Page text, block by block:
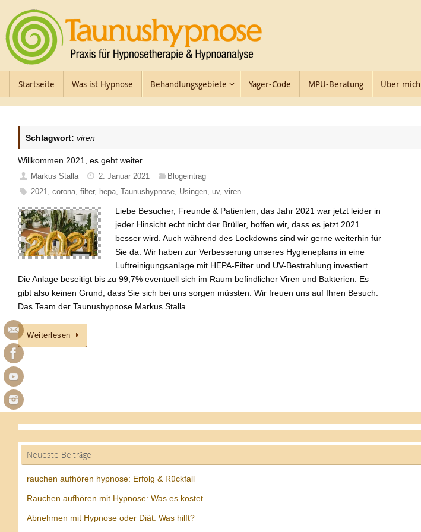
Inhalt
springen
InhaltStartseite Was ist Hypnose Behandlungsgebiete Yager-Code MPU-Beratung Über mich
Schlagwort: viren
Willkommen 2021, es geht weiter
Markus Stalla 2. Januar 2021
Blogeintrag
2021,corona,filter, hepa, Taunushypnose, Usingen,uv,viren
Liebe Besucher, Freunde & Patienten, das Jahr 2021 war jetzt leider in
jeder Hinsicht echt nicht der Brüller, hoffen wir, dass es jetzt 2021
besser wird. Auch während des Lockdowns sind wir gerne weiterhin für
Sie da. Wir haben zur Verbesserung unseres Hygieneplans in eine
Luftreinigungsanlage mit HEPA-Filter und UV-Bestrahlung investiert.
Die Anlage beseitigt bis zu 99,7% eventuell sich im Raum befindlicher Viren und Bakterien. Es
gibt also keinen Grund, dass Sie sich bei uns sorgen müssten. Wir freuen uns auf Ihren Besuch.
Das Team der Taunushypnose Markus Stalla
Weiterlesen
Neueste Beiträge
rauchen aufhören hypnose: Erfolg & Rückfall
Rauchen aufhören mit Hypnose: Was es kostet
Abnehmen mit Hypnose oder Diät: Was hilft?